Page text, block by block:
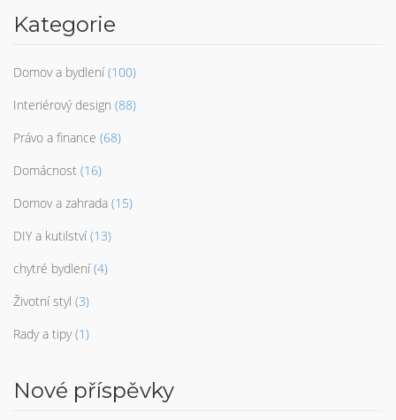
Kategorie
Domov a bydlení (100)
Interiérový design (88)
Právo a finance (68)
Domácnost (16)
Domov a zahrada (15)
DIY a kutilství (13)
chytré bydlení (4)
Životní styl (3)
Rady a tipy (1)
Nové příspěvky